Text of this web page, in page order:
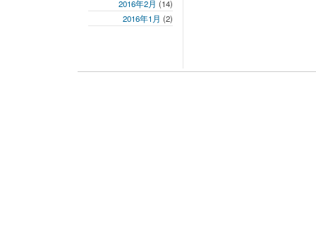
2016年2月 (14)
2016年1月 (2)